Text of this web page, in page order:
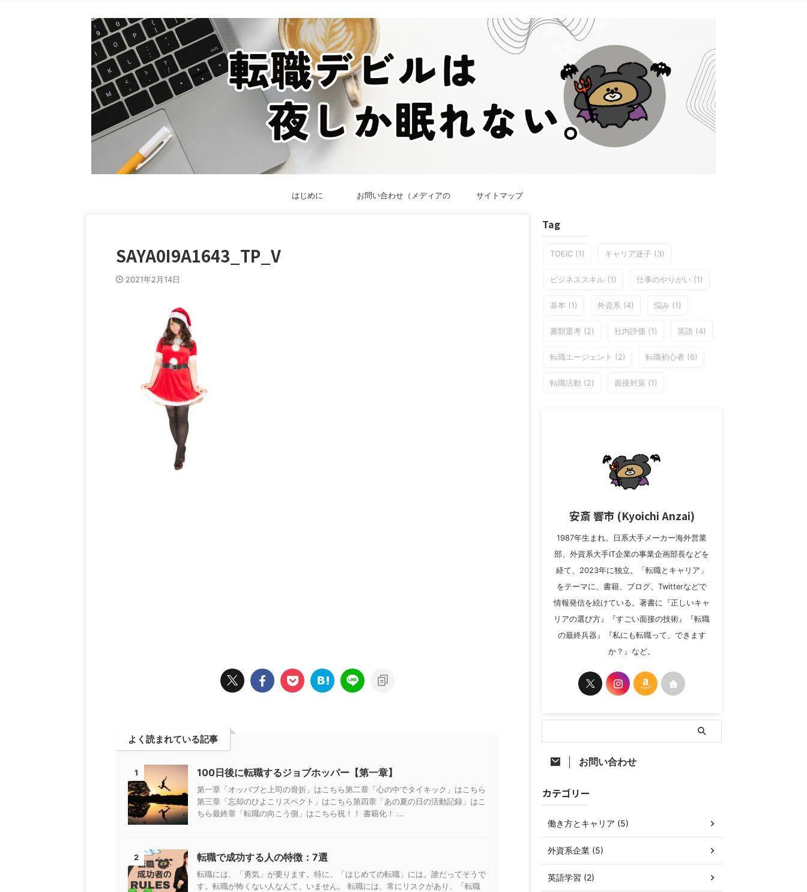
はじめに お問い合わせ（メディアの サイトマップ
SAYA0I9A1643_TP_V
2021年2月14日
よく読まれている記事
1 100日後に転職するジョブホッパー【第一章】
第一章「オッパブと上司の骨折」はこちら第二章「心の中でタイキック」はこちら
第三章「忘却のひよこリスペクト」はこちら第四章「あの夏の日の活動記録」はこ
ちら最終章「転職の向こう側」はこちら祝！！ 書籍化！ ...
2 転職で成功する人の特徴：7選
転職には、「勇気」が要ります。特に、「はじめての転職」には。誰だってそうで
す。転職が怖くない人なんて、いません。 転職には、常にリスクがあり、「転職
Tag
TOEIC (1) キャリア迷子 (3)
ビジネススキル (1) 仕事のやりがい (1)
基本 (1) 外資系 (4) 悩み (1)
書類選考 (2) 社内評価 (1) 英語 (4)
転職エージェント (2) 転職初心者 (6)
転職活動 (2) 面接対策 (1)
安斎 響市 (Kyoichi Anzai)
1987年生まれ。日系大手メーカー海外営業
部、外資系大手IT企業の事業企画部長などを
経て、2023年に独立。「転職とキャリア」
をテーマに、書籍、ブログ、Twitterなどで
情報発信を続けている。著書に『正しいキャ
リアの選び方』『すごい面接の技術』『転職
の最終兵器』『私にも転職って、できます
か？』など。
お問い合わせ
カテゴリー
働き方とキャリア (5)
外資系企業 (5)
英語学習 (2)